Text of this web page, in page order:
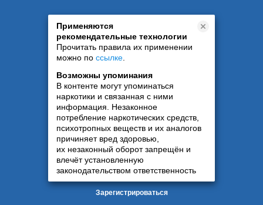
Применяются
рекомендательные технологии
Прочитать правила их применении
можно по ссылке
Возможны упоминания
В контенте могут упоминаться
наркотики и связанная с ними
информация. Незаконное
потребление наркотических средств,
психотропных веществ и их аналогов
причиняет вред здоровью,
их незаконный оборот запрещён и
влечёт установленную
законодательством ответственность
Зарегистрироваться